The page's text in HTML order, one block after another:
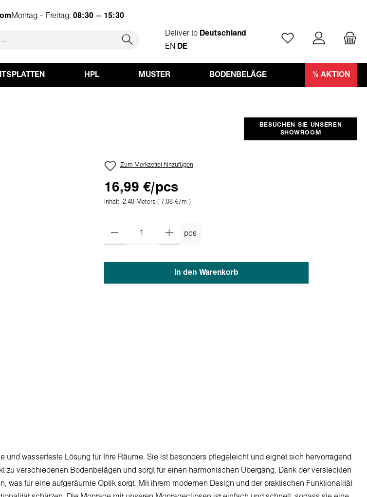
Montag – Freitag: 08:30 – 15:30
Deliver to Deutschland
EN DE
Du hast 0 Produkte
HPL MUSTER BODENBELÄGE % AKTION
BESUCHEN SIE UNSEREN
SHOWROOM
Zum Merkzettel hinzufügen
16,99 €/pcs
Inhalt: 2.40 Meters ( 7,08 €/m )
pcs
In den Warenkorb
wasserfeste Lösung für Ihre Räume. Sie ist besonders pflegeleicht und eignet sich hervorragend
verschiedenen Bodenbelägen und sorgt für einen harmonischen Übergang. Dank der versteckten
was für eine aufgeräumte Optik sorgt. Mit ihrem modernen Design und der praktischen Funktionalität